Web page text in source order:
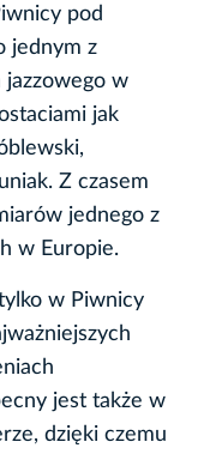
pod
jednym z
jazzowego w
jak
Z czasem
jednego z
w Europie.
w Piwnicy
jest także w
dzięki czemu